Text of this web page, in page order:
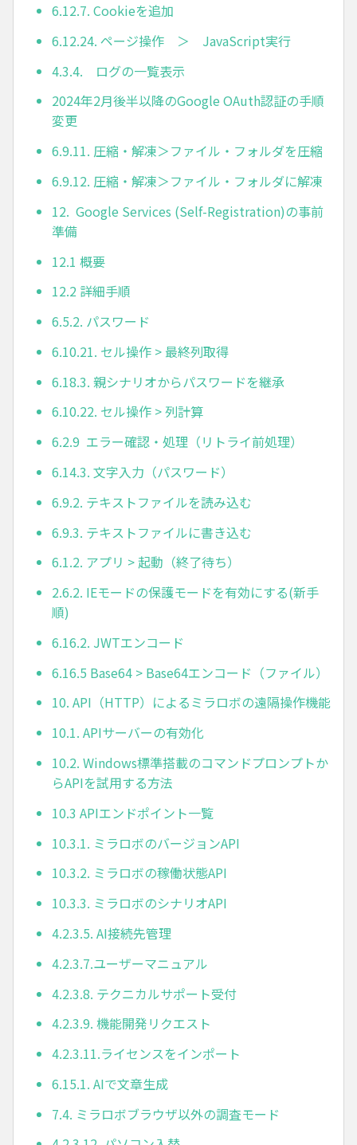
6.12.7. Cookieを追加
6.12.24. ページ操作 ＞ JavaScript実行
4.3.4. ログの一覧表示
2024年2月後半以降のGoogle OAuth認証の手順
変更
6.9.11. 圧縮・解凍＞ファイル・フォルダを圧縮
6.9.12. 圧縮・解凍＞ファイル・フォルダに解凍
12. Google Services (Self-Registration)の事前
準備
12.1 概要
12.2 詳細手順
6.5.2. パスワード
6.10.21. セル操作 > 最終列取得
6.18.3. 親シナリオからパスワードを継承
6.10.22. セル操作 > 列計算
6.2.9 エラー確認・処理（リトライ前処理）
6.14.3. 文字入力（パスワード）
6.9.2. テキストファイルを読み込む
6.9.3. テキストファイルに書き込む
6.1.2. アプリ > 起動（終了待ち）
2.6.2. IEモードの保護モードを有効にする(新手
順)
6.16.2. JWTエンコード
6.16.5 Base64 > Base64エンコード（ファイル）
10. API（HTTP）によるミラロボの遠隔操作機能
10.1. APIサーバーの有効化
10.2. Windows標準搭載のコマンドプロンプトか
らAPIを試用する方法
10.3 APIエンドポイント一覧
10.3.1. ミラロボのバージョンAPI
10.3.2. ミラロボの稼働状態API
10.3.3. ミラロボのシナリオAPI
4.2.3.5. AI接続先管理
4.2.3.7.ユーザーマニュアル
4.2.3.8. テクニカルサポート受付
4.2.3.9. 機能開発リクエスト
4.2.3.11.ライセンスをインポート
6.15.1. AIで文章生成
7.4. ミラロボブラウザ以外の調査モード